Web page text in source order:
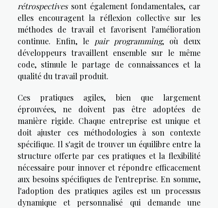
rétrospectivessont également fondamentales, car
elles encouragent la réflexion collective sur les
méthodes de travail et favorisent l'amélioration
continue. Enfin, le pair programming, où deux
développeurs travaillent ensemble sur le même
code, stimule le partage de connaissances et la
qualité du travail produit.
Ces pratiques agiles, bien que largement
éprouvées, ne doivent pas être adoptées de
manière rigide. Chaque entreprise est unique et
doit ajuster ces méthodologies à son contexte
spécifique. Il s'agit de trouver un équilibre entre la
structure offerte par ces pratiques et la flexibilité
nécessaire pour innover et répondre efficacement
aux besoins spécifiques de l'entreprise. En somme,
l'adoption des pratiques agiles est un processus
dynamique et personnalisé qui demande une